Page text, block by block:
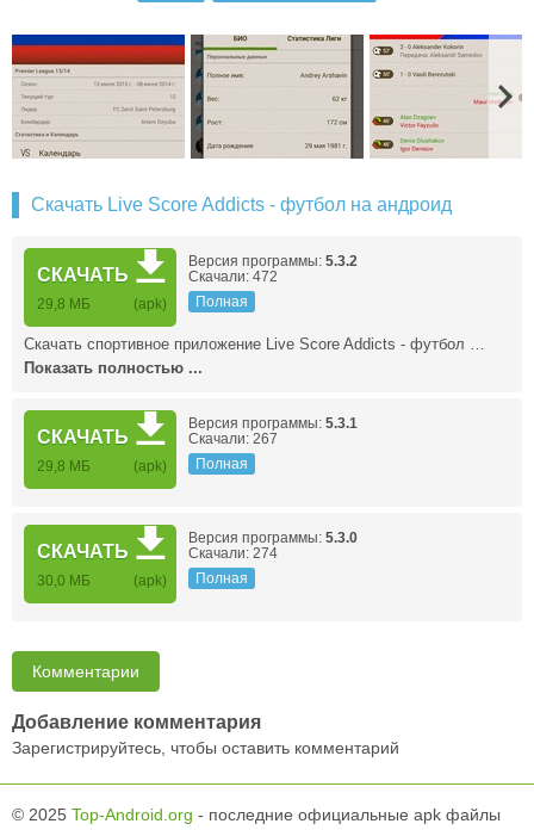
Скачать Live Score Addicts - футбол на андроид
СКАЧАТЬ
29,8 МБ (apk)
Версия программы: 5.3.2
Скачали: 472
Полная
Скачать спортивное приложение Live Score Addicts - футбол …
Показать полностью ...
СКАЧАТЬ
29,8 МБ (apk)
Версия программы: 5.3.1
Скачали: 267
Полная
СКАЧАТЬ
30,0 МБ (apk)
Версия программы: 5.3.0
Скачали: 274
Полная
Комментарии
Добавление комментария
Зарегистрируйтесь, чтобы оставить комментарий
© 2025 Top-Android.org - последние официальные apk файлы